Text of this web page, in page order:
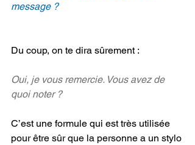
message ?
Du coup, on te dira sûrement :
Oui, je vous remercie. Vous avez de
quoi noter ?
C’est une formule qui est très utilisée
pour être sûr que la personne a un stylo